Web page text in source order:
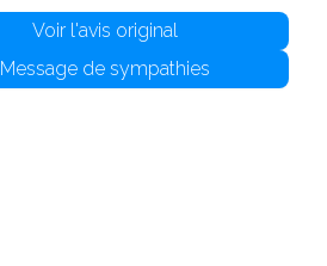
Voir l'avis original
Message de sympathies